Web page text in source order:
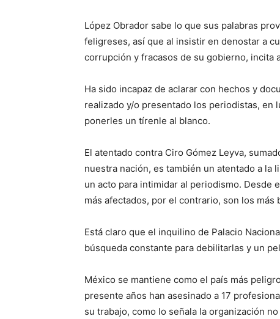
López Obrador sabe lo que sus palabras
feligreses, así que al insistir en denostar a
corrupción y fracasos de su gobierno, incita
Ha sido incapaz de aclarar con hechos y
realizado y/o presentado los periodistas, en
ponerles un tírenle al blanco.
El atentado contra Ciro Gómez Leyva,
nuestra nación, es también un atentado a la
un acto para intimidar al periodismo. Desde
más afectados, por el contrario, son los más
Está claro que el inquilino de Palacio
búsqueda constante para debilitarlas y un
México se mantiene como el país más
presente años han asesinado a 17
su trabajo, como lo señala la organización